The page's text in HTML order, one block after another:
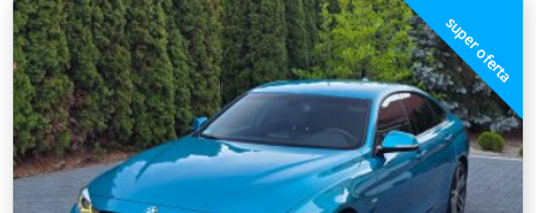
super oferta